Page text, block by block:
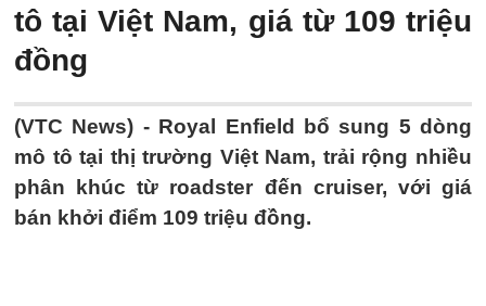
tô tại Việt Nam, giá từ 109 triệu
đồng
(VTC News) - Royal Enfield bổ sung 5 dòng
mô tô tại thị trường Việt Nam, trải rộng nhiều
phân khúc từ roadster đến cruiser, với giá
bán khởi điểm 109 triệu đồng.